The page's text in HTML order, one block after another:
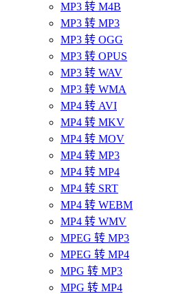
MP3 转 M4B
MP3 转 MP3
MP3 转 OGG
MP3 转 OPUS
MP3 转 WAV
MP3 转 WMA
MP4 转 AVI
MP4 转 MKV
MP4 转 MOV
MP4 转 MP3
MP4 转 MP4
MP4 转 SRT
MP4 转 WEBM
MP4 转 WMV
MPEG 转 MP3
MPEG 转 MP4
MPG 转 MP3
MPG 转 MP4